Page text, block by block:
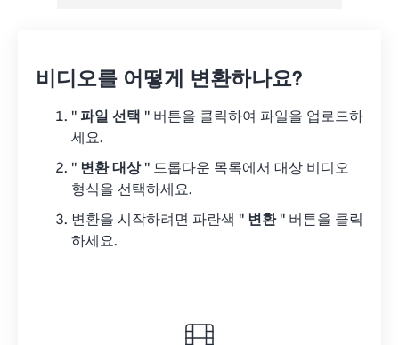
비디오를 어떻게 변환하나요?
" 파일 선택 " 버튼을 클릭하여 파일을 업로드하
세요.
" 변환 대상" 드롭다운 목록에서 대상 비디오
형식을 선택하세요.
변환을 시작하려면 파란색 " 변환" 버튼을 클릭
하세요.